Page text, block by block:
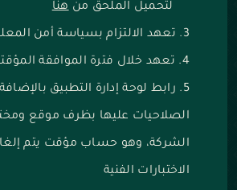
لتحميل الملحق منهنا
تعهد الالتزام بسياسة أمن
تعهد خلال فترة الموافقة
رابط لوحة إدارة التطبيق
الصلاحيات عليها بظرف موقع
الشركة، وهو حساب مؤقت يتم
الاختبارات الفنية